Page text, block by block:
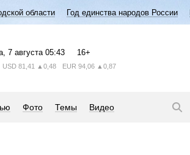
области Год единства народов России
, 7 августа 05:43 16+
USD 81,41 ▲0,48 EUR 94,06 ▲0,87
Фото Темы Видео